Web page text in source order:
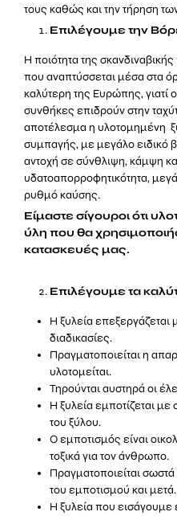
τους καθώς και την τήρηση
Επιλέγουμε την
Η ποιότητα της
που αναπτύσσεται μέσα στα
καλύτερη της Ευρώπης, γιατί
συνθήκες επιδρούν στην
αποτέλεσμα η υλοτομημένη
συμπαγής, με μεγάλο ειδικό
αντοχή σε σύνθλιψη, κάμψη
υδατοαπορροφητικότητα,
ρυθμό καύσης.
Είμαστε σίγουροι ότι
ύλη που θα
κατασκευές μας.
Επιλέγουμε τα
Η ξυλεία επεξεργάζεται
διαδικασίες.
Πραγματοποιείται η
υλοτομείται.
Τηρούνται αυστηρά οι
Η ξυλεία εμποτίζεται
του ξύλου.
Ο εμποτισμός είναι
τοξικά για τον άνθρωπο.
Πραγματοποιείται σωστά
του εμποτισμού και μετά.
Η ξυλεία που εισάγουμε